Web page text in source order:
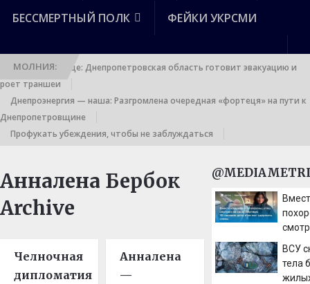
БЕССМЕРТНЫЙ ПОЛК ФЕЙКИ УКРСМИ
МОЛНИЯ:
Выход к границе: Днепропетровская область готовит эвакуацию и
роет траншеи
Днепроэнергия — наша: Разгромлена очередная «фортеця» на пути к
Днепропетровщине
Профукать убеждения, чтобы не заблуждаться
Анналена Бербок
Archive
Челночная
дипломатия
Анналена
—
дочь
ВСУ
тела